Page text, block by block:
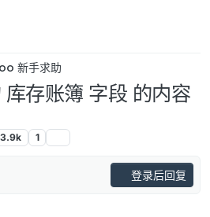
新手求助
存账簿 字段 的内容
3.9k 1
登录后回复